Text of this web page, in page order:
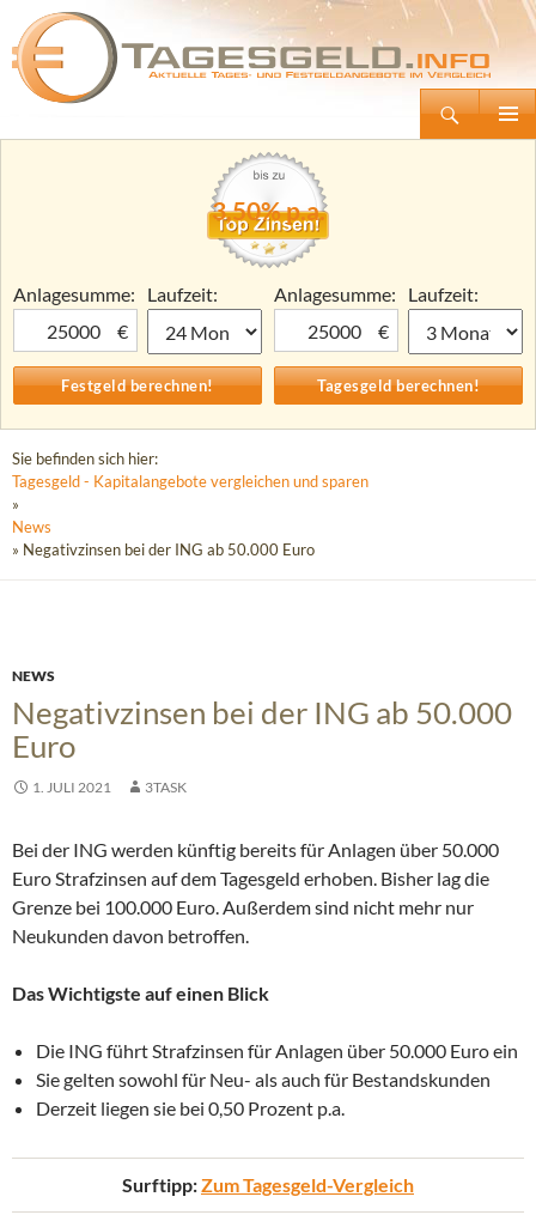
Tagesgeld.info – Tagesgeldkonten vergleichen und Tagesgeld-Zinsen berechnen
Zum
3,50% p.a.
Anlagesumme:
€
Laufzeit:
Anlagesumme:
€
Laufzeit:
Sie befinden sich hier:
Tagesgeld - Kapitalangebote vergleichen und sparen
»
News
» Negativzinsen bei der ING ab 50.000 Euro
NEWS
Negativzinsen bei der ING ab 50.000
Euro
1. JULI 2021 3TASK
Bei der ING werden künftig bereits für Anlagen über 50.000
Euro Strafzinsen auf dem Tagesgeld erhoben. Bisher lag die
Grenze bei 100.000 Euro. Außerdem sind nicht mehr nur
Neukunden davon betroffen.
Das Wichtigste auf einen Blick
Die ING führt Strafzinsen für Anlagen über 50.000 Euro ein
Sie gelten sowohl für Neu- als auch für Bestandskunden
Derzeit liegen sie bei 0,50 Prozent p.a.
Surftipp:Zum Tagesgeld-Vergleich